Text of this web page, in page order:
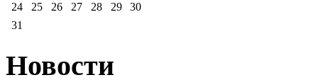
24 25 26 27 28 29
30
31
Новости